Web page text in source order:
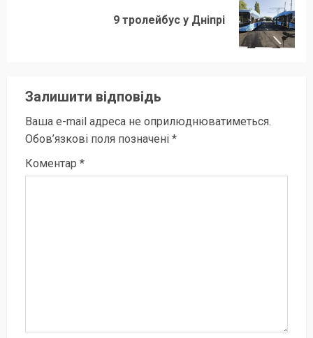
9 тролейбус у Дніпрі
Залишити відповідь
Ваша e-mail адреса не оприлюднюватиметься.
Обов’язкові поля позначені *
Коментар *